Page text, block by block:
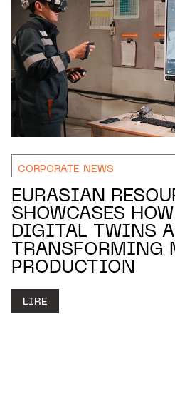
CORPORATE NEWS
EURASIAN
SHOWCASES
DIGITAL TWINS
TRANSFORMING
PRODUCTION
LIRE